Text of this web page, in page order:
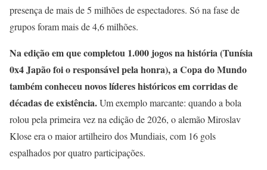
presença de mais de 5 milhões de espectadores. Só na fase de
grupos foram mais de 4,6 milhões.
Na edição em que completou 1.000 jogos na história (Tunísia
0x4 Japão foi o responsável pela honra), a Copa do Mundo
também conheceu novos líderes históricos em corridas de
décadas de existência.Um exemplo marcante: quando a bola
rolou pela primeira vez na edição de 2026, o alemão Miroslav
Klose era o maior artilheiro dos Mundiais, com 16 gols
espalhados por quatro participações.